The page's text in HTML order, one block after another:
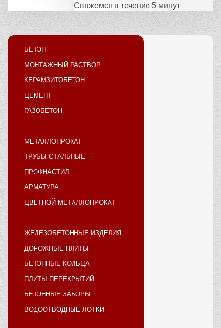
Свяжемся в течение 5 минут
БЕТОН
МОНТАЖНЫЙ РАСТВОР
КЕРАМЗИТОБЕТОН
ЦЕМЕНТ
ГАЗОБЕТОН
МЕТАЛЛОПРОКАТ
ТРУБЫ СТАЛЬНЫЕ
ПРОФНАСТИЛ
АРМАТУРА
ЦВЕТНОЙ МЕТАЛЛОПРОКАТ
ЖЕЛЕЗОБЕТОННЫЕ ИЗДЕЛИЯ
ДОРОЖНЫЕ ПЛИТЫ
БЕТОННЫЕ КОЛЬЦА
ПЛИТЫ ПЕРЕКРЫТИЙ
БЕТОННЫЕ ЗАБОРЫ
ВОДООТВОДНЫЕ ЛОТКИ